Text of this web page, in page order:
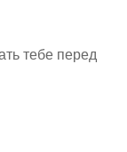
тебе перед